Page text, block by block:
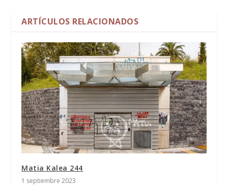
ARTÍCULOS RELACIONADOS
Matia Kalea 244
1 septiembre 2023